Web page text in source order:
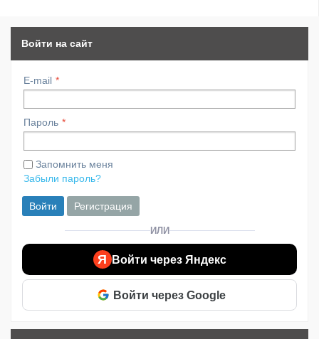
Войти на сайт
E-mail
Пароль
Запомнить меня
Забыли пароль?
Войти Регистрация
ИЛИ
Я Войти через Яндекс
Войти через Google